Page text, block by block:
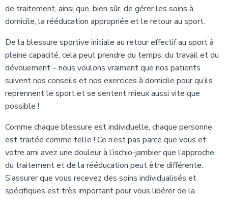
de traitement, ainsi que, bien sûr, de gérer les soins à
domicile, la rééducation appropriée et le retour au sport.
De la blessure sportive initiale au retour effectif au sport à
pleine capacité, cela peut prendre du temps, du travail et du
dévouement – nous voulons vraiment que nos patients
suivent nos conseils et nos exercices à domicile pour qu’ils
reprennent le sport et se sentent mieux aussi vite que
possible !
Comme chaque blessure est individuelle, chaque personne
est traitée comme telle ! Ce n’est pas parce que vous et
votre ami avez une douleur à l’ischio-jambier que l’approche
du traitement et de la rééducation peut être différente.
S’assurer que vous recevez des soins individualisés et
spécifiques est très important pour vous libérer de la